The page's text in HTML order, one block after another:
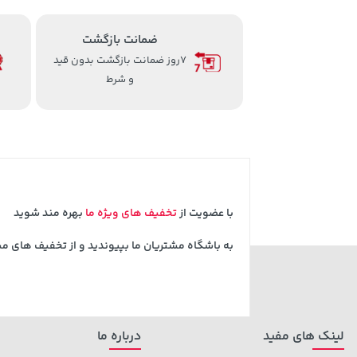
ضمانت بازگشت
7روز ضمانت بازگشت بدون قید
و شرط
با عضویت ازتخفیف های ویژه ما بهره مند شوید
به باشگاه مشتریان ما بپیوندید و از تخفیف های
لینک های مفید درباره ما